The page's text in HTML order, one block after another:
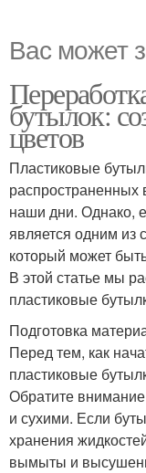
Вас может
бутылок:
цветов
Пластиковые
распространенных
наши дни. Однако,
является одним из
который может
В этой статье мы
пластиковые
Подготовка
Перед тем, как
пластиковые
Обратите
и сухими. Если
хранения
вымыты и